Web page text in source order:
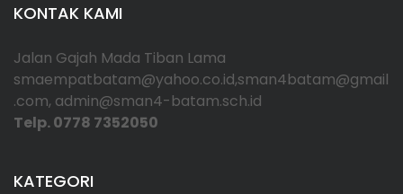
KONTAK KAMI
Jalan Gajah Mada Tiban Lama
smaempatbatam@yahoo.co.id,sman4batam@gmail
.com, admin@sman4-batam.sch.id
Telp. 0778 7352050
KATEGORI